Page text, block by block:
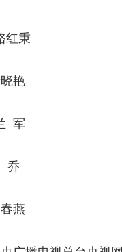
红秉
艳
军
乔
燕